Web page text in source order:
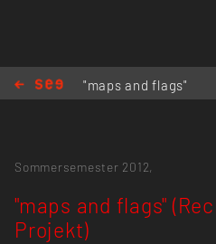
"maps and flags"
Sommersemester 2012,
"maps and flags"
Projekt)